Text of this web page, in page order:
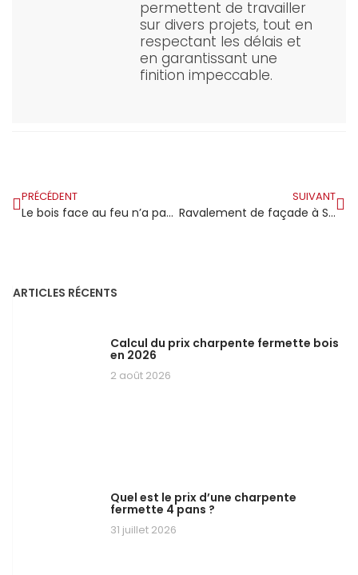
permettent de travailler
sur divers projets, tout en
respectant les délais et
en garantissant une
finition impeccable.
PRÉCÉDENT
Le bois face au feu n’a pas toujours le mauvais rôle
SUIVANT
Ravalement de façade à Santeny : redonner de l’éclat à sa maison sans trahir l’esprit du village
ARTICLES RÉCENTS
Calcul du prix charpente fermette bois
en 2026
2 août 2026
Quel est le prix d’une charpente
fermette 4 pans ?
31 juillet 2026